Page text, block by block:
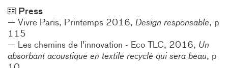
Press
Vivre Paris, Printemps 2016, Design responsable, p
115
Les chemins de l'innovation - Eco TLC, 2016, Un
absorbant acoustique en textile recyclé qui sera beau, p